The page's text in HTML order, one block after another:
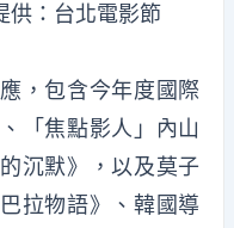
供：台北電影節
，包含今年度國際
「焦點影人」內山
沉默》，以及莫子
拉物語》、韓國導